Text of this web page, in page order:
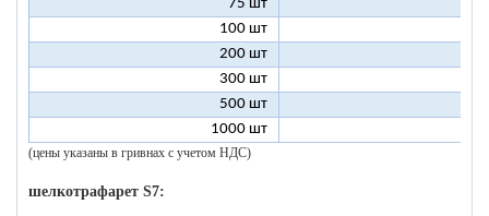
75 шт
100 шт
200 шт
300 шт
500 шт
1000 шт
(цены указаны в гривнах с учетом НДС)
шелкотрафарет S7: